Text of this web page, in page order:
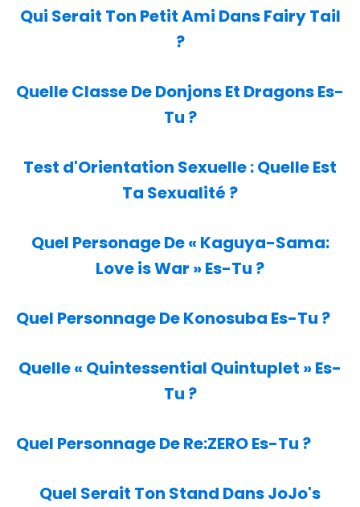
Qui Serait Ton Petit Ami Dans Fairy Tail
?
Quelle Classe De Donjons Et Dragons Es-
Tu ?
Test d'Orientation Sexuelle : Quelle Est
Ta Sexualité ?
Quel Personage De « Kaguya-Sama:
Love is War » Es-Tu ?
Quel Personnage De Konosuba Es-Tu ?
Quelle « Quintessential Quintuplet » Es-
Tu ?
Quel Personnage De Re:ZERO Es-Tu ?
Quel Serait Ton Stand Dans JoJo's